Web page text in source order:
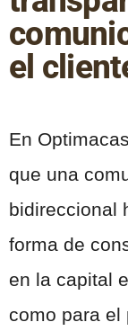
el
En
que una
bidireccional
forma de
en la capital
como para el